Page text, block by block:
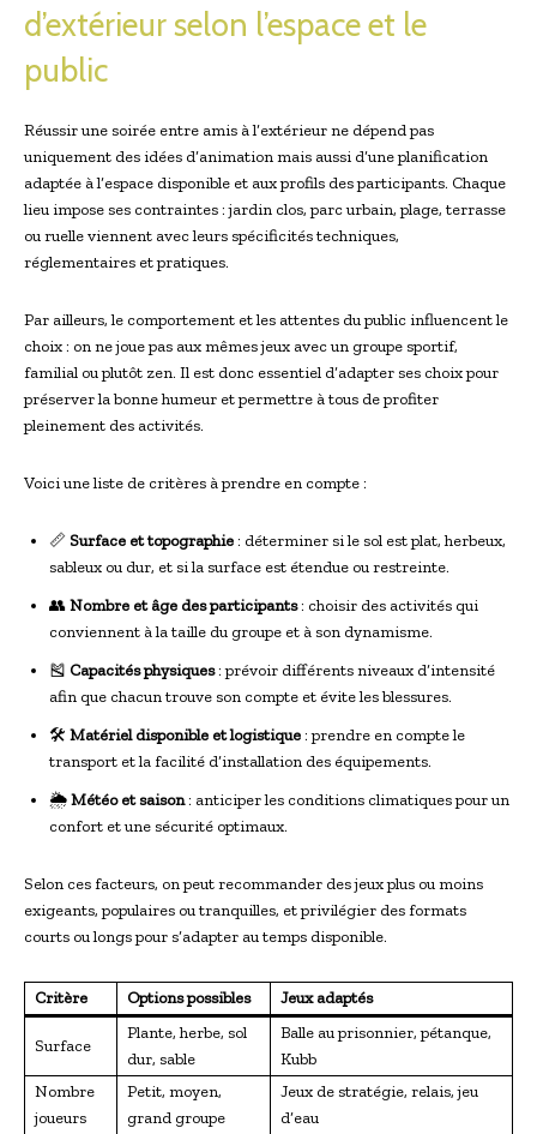
d’extérieur selon l’espace et le
public
Réussir une soirée entre amis à l’extérieur ne dépend pas
uniquement des idées d’animation mais aussi d’une planification
adaptée à l’espace disponible et aux profils des participants. Chaque
lieu impose ses contraintes : jardin clos, parc urbain, plage, terrasse
ou ruelle viennent avec leurs spécificités techniques,
réglementaires et pratiques.
Par ailleurs, le comportement et les attentes du public influencent le
choix : on ne joue pas aux mêmes jeux avec un groupe sportif,
familial ou plutôt zen. Il est donc essentiel d’adapter ses choix pour
préserver la bonne humeur et permettre à tous de profiter
pleinement des activités.
Voici une liste de critères à prendre en compte :
📏 Surface et topographie: déterminer si le sol est plat, herbeux,
sableux ou dur, et si la surface est étendue ou restreinte.
👥Nombre et âge des participants: choisir des activités qui
conviennent à la taille du groupe et à son dynamisme.
🎽 Capacités physiques: prévoir différents niveaux d’intensité
afin que chacun trouve son compte et évite les blessures.
🛠️ Matériel disponible et logistique: prendre en compte le
transport et la facilité d’installation des équipements.
🌦️Météo et saison: anticiper les conditions climatiques pour un
confort et une sécurité optimaux.
Selon ces facteurs, on peut recommander des jeux plus ou moins
exigeants, populaires ou tranquilles, et privilégier des formats
courts ou longs pour s’adapter au temps disponible.
Critère Options possibles Jeux adaptés
Surface
Plante, herbe, sol
dur, sable
Balle au prisonnier, pétanque,
Kubb
Nombre
joueurs
Petit, moyen,
grand groupe
Jeux de stratégie, relais, jeu
d’eau